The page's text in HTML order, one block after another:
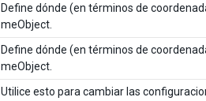
Define dónde (en términos de
meObject.
Define dónde (en términos de
meObject.
Utilice esto para cambiar las